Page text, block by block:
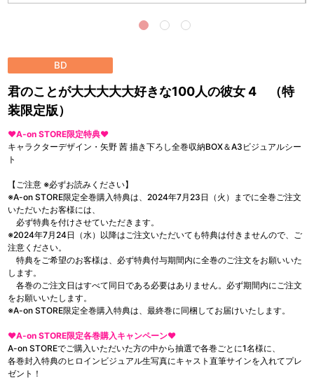
BD
君のことが大大大大大好きな100人の彼女 4 （特
装限定版）
❤A-on STORE限定特典❤
キャラクターデザイン・矢野 茜 描き下ろし全巻収納BOX＆A3ビジュアルシー
ト
【ご注意 ※必ずお読みください】
※A-on STORE限定全巻購入特典は、2024年7月23日（火）までに全巻ご注文
いただいたお客様には、
必ず特典を付けさせていただきます。
※2024年7月24日（水）以降はご注文いただいても特典は付きませんので、ご
注意ください。
特典をご希望のお客様は、必ず特典付与期間内に全巻のご注文をお願いいた
します。
各巻のご注文日はすべて同日である必要はありません。必ず期間内にご注文
をお願いいたします。
※A-on STORE限定全巻購入特典は、最終巻に同梱してお届けいたします。
❤A-on STORE限定各巻購入キャンペーン❤
A-on STOREでご購入いただいた方の中から抽選で各巻ごとに1名様に、
各巻封入特典のヒロインビジュアル生写真にキャスト直筆サインを入れてプレ
ゼント！